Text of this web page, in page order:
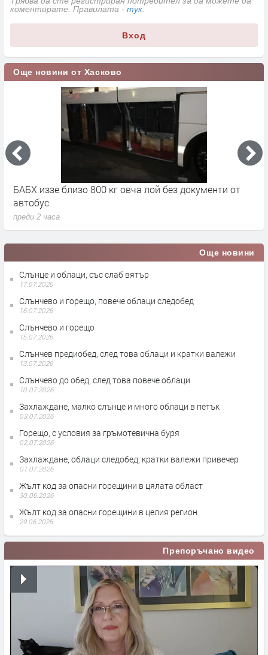
коментирате. Правилата - тук
Вход
Още новини от Хасково
БАБХ иззе близо 800 кг овча лой без документи от
автобус
преди 2 часа
Още новини
Слънце и облаци, със слаб вятър
17.07.2026
Слънчево и горещо, повече облаци следобед
16.07.2026
Слънчево и горещо
15.07.2026
Слънчев предиобед, след това облаци и кратки валежи
13.07.2026
Слънчево до обед, след това повече облаци
10.07.2026
Захлаждане, малко слънце и много облаци в петък
03.07.2026
Горещо, с условия за гръмотевична буря
02.07.2026
Захлаждане, облаци следобед, кратки валежи привечер
01.07.2026
Жълт код за опасни горещини в цялата област
30.06.2026
Жълт код за опасни горещини в целия регион
29.06.2026
Препоръчано видео